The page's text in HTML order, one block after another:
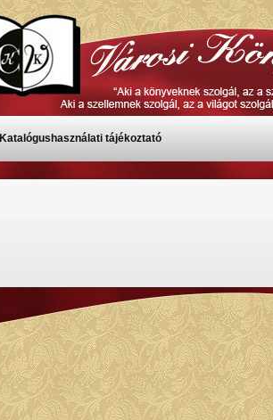
Katalógushasználati tájékoztató